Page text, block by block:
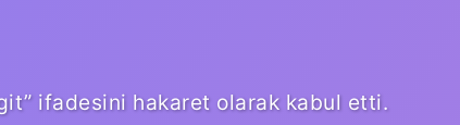
ifadesini hakaret olarak kabul etti.